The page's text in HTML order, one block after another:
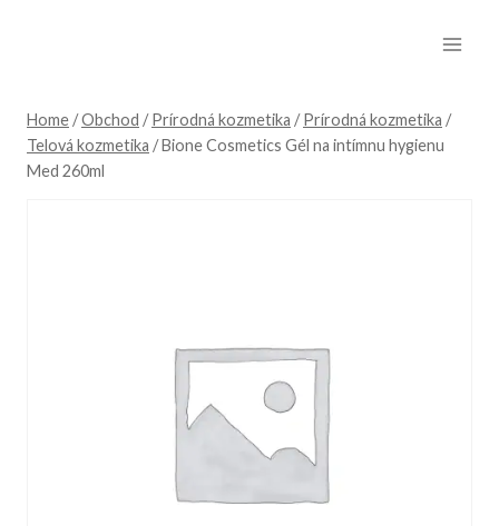
Home /Obchod / Prírodná kozmetika / Prírodná kozmetika /
Telová kozmetika /Bione Cosmetics Gél na intímnu hygienu
Med 260ml